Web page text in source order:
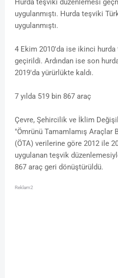
Hurda teşviki düzenlemesi
uygulanmıştı. Hurda teşviki
uygulanmıştı.
4 Ekim 2010'da ise ikinci
geçirildi. Ardından ise son
2019'da yürürlükte kaldı.
7 yılda 519 bin 867 araç
Çevre, Şehircilik ve İklim
"Ömrünü Tamamlamış Araçlar
(ÖTA) verilerine göre 2012 ile
uygulanan teşvik
867 araç geri dönüştürüldü.
Reklam2